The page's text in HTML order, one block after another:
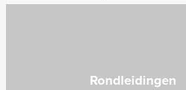
Rondleidingen